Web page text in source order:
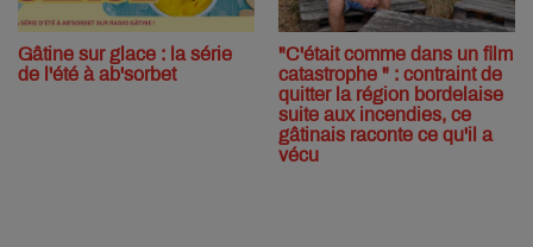
Gâtine sur glace : la série
de l'été à ab'sorbet
"C'était comme dans un film
catastrophe " : contraint de
quitter la région bordelaise
suite aux incendies, ce
gâtinais raconte ce qu'il a
vécu